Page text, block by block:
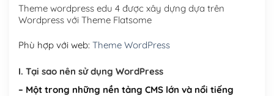
Tên miền Việt Nam .vn (1 năm)(+550,000₫)
Hosting 5GB SSD (1 năm)
Theme wordpress edu 4 được xây dựng dựa trên
Wordpress với Theme Flatsome
Phù hợp với web: Theme WordPress
I. Tại sao nên sử dụng WordPress
– Một trong những nền tảng CMS lớn và nổi tiếng